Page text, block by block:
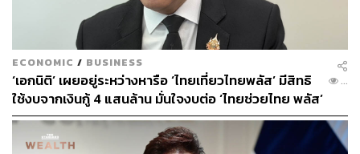
กระทรวงการคลัง ให้สัมภาษณ์กับรายการ
The Secret
เมื่อวันที่ 26 กรกฎาคม โดยระบุว่า การก่อหนี้
สาธารณะเพื่อประคับประคองภาคประชาชนและภาคธุรกิจ
เป็นเรื่องสำคัญที่จะขับเคลื่อนเศรษฐกิจต่อไป
“ในช่วง 10 ปีที่ผ่านมา ภาคประชาชนและภาคธุรกิจอ่อนแอ
รัฐบาลซึ่งเป็นผู้ดูแลสองภาคส่วนนี้จึงไม่มีทางเลือก ต้องเข้า
ECONOMIC / BUSINESS
‘เอกนิติ’ เผยอยู่ระหว่างหารือ ‘ไทยเที่ยวไทยพลัส’ มีสิทธิ
ใช้งบจากเงินกู้ 4 แสนล้าน มั่นใจงบต่อ ‘ไทยช่วยไทย พลัส’
เฟส 2 มีเพียงพอ
...